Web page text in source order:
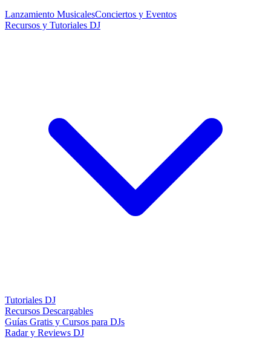
Lanzamiento MusicalesConciertos y Eventos
Recursos y Tutoriales DJ
Tutoriales DJ
Recursos Descargables
Guías Gratis y Cursos para DJs
Radar y Reviews DJ